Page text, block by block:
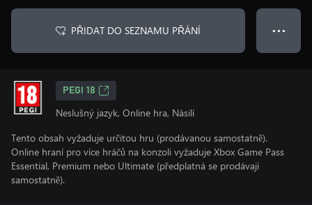
PŘIDAT DO SEZNAMU PŘÁNÍ ● ● ●
PEGI 18
Neslušný jazyk, Online hra, Násilí
Tento obsah vyžaduje určitou hru (prodávanou samostatně).
Online hraní pro více hráčů na konzoli vyžaduje Xbox Game Pass
Essential, Premium nebo Ultimate (předplatná se prodávají
samostatně).